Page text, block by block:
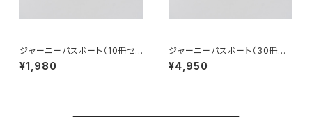
ジャーニーパスポート（10冊セッ
ト）
¥1,980
ジャーニーパスポート（30冊セ
ット）
¥4,950